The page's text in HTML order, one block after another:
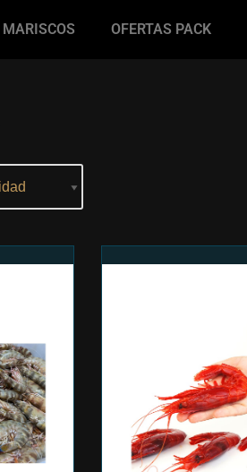
MARISCOS OFERTAS PACK